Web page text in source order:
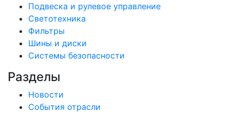
Подвеска и рулевое управление
Светотехника
Фильтры
Шины и диски
Системы безопасности
Разделы
Новости
События отрасли